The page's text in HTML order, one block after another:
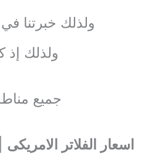
ولذلك خبرتنا
ولذلك إذ
جميع
اسعار الفلاتر الامريكى